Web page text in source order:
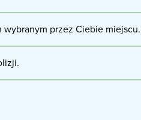
przez Ciebie miejscu.